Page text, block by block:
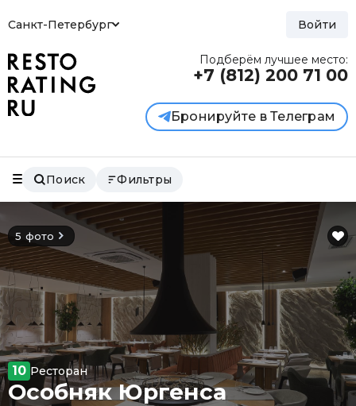
Санкт-Петербург Войти
Подберём лучшее место:
+7 (812) 200 71 00
Бронируйте в Телеграм
Поиск Фильтры
5 фото
10 Ресторан
Особняк Юргенса